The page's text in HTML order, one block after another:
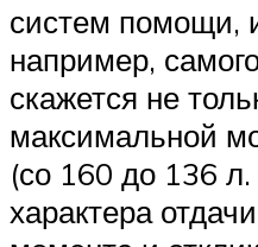
систем помощи,
например,
скажется не
максимальной
(со 160 до 136
характера